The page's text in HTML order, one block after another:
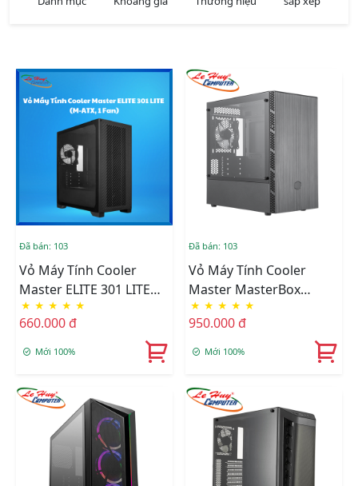
Đã bán: 103
Vỏ Máy Tính Cooler
Master ELITE 301 LITE
Black (Matx, 1 Fan)
★ ★ ★ ★ ★
660.000 đ
Mới 100%
Đã bán: 103
Vỏ Máy Tính Cooler
Master MasterBox
MB400L
★ ★ ★ ★ ★
950.000 đ
Mới 100%